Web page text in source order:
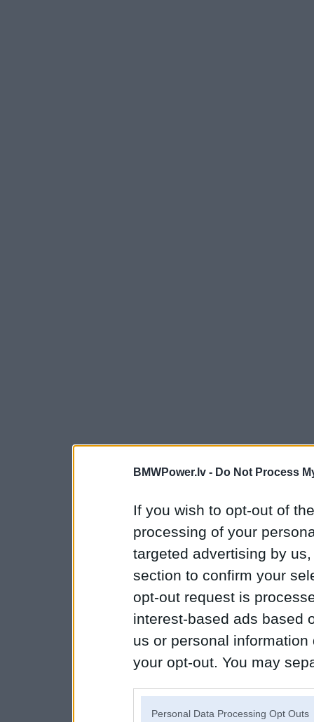
BMWPower.lv - Do Not Process
If you wish to opt-out of
processing of your
targeted advertising by
section to confirm your
opt-out request is
interest-based ads based
us or personal
your opt-out. You may
Personal Data Processing Opt Outs